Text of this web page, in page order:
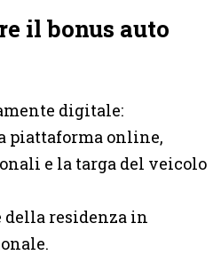
il bonus auto
digitale:
piattaforma online,
e la targa del veicolo
residenza in